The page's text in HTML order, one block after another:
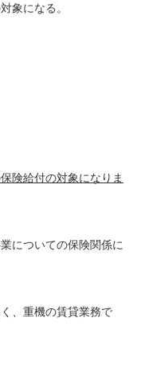
象になる。
険給付の対象になりま
についての保険関係に
、重機の賃貸業務で